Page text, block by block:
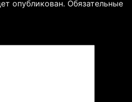
опубликован. Обязательные